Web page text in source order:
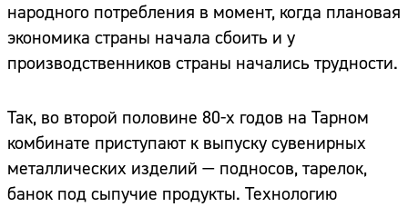
народного потребления в момент, когда плановая
экономика страны начала сбоить и у
производственников страны начались трудности.
Так, во второй половине 80-х годов на Тарном
комбинате приступают к выпуску сувенирных
металлических изделий — подносов, тарелок,
банок под сыпучие продукты. Технологию